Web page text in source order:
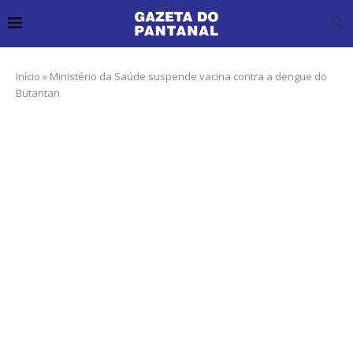
Início » Ministério da Saúde suspende vacina contra a dengue do
Butantan